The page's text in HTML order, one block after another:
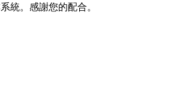
統。感謝您的配合。